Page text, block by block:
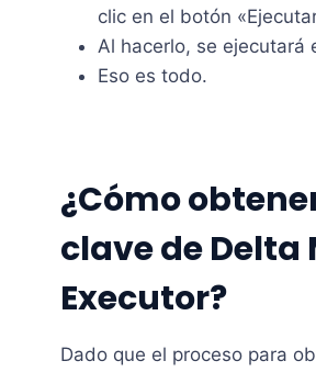
clic en el botón
Al hacerlo, se ejecutará
Eso es todo.
¿Cómo
clave de Delta
Executor?
Dado que el proceso para